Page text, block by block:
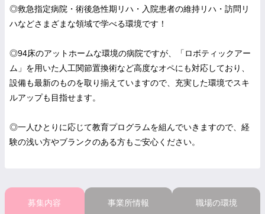
◎救急指定病院・術後急性期リハ・入院患者の維持リハ・訪問リ
ハなどさまざまな領域で学べる環境です！
◎94床のアットホームな環境の病院ですが、「ロボティックアー
ム」を用いた人工関節置換術など高度なオペにも対応しており、
設備も最新のものを取り揃えていますので、充実した環境でスキ
ルアップも目指せます。
◎一人ひとりに応じて教育プログラムを組んでいきますので、経
験の浅い方やブランクのある方もご安心ください。
募集内容 事業所情報 職場の環境